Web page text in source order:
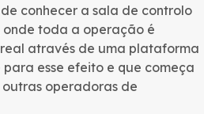
conhecer a sala de controlo
toda a operação é
através de uma plataforma
esse efeito e que começa
operadoras de